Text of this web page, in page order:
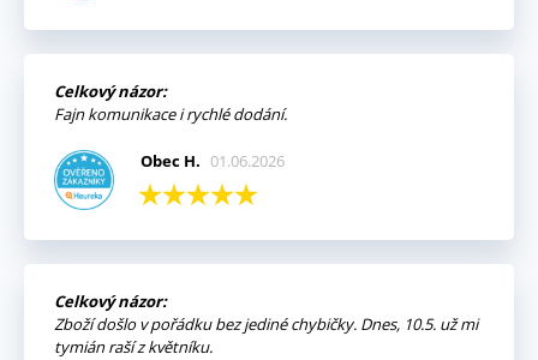
Celkový názor:
Fajn komunikace i rychlé dodání.
Obec H. 01.06.2026
Celkový názor:
Zboží došlo v pořádku bez jediné chybičky. Dnes, 10.5. už mi
tymián raší z květníku.